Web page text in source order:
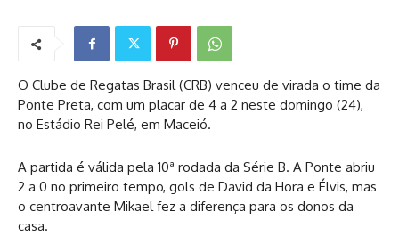
O Clube de Regatas Brasil (CRB) venceu de virada o time da
Ponte Preta, com um placar de 4 a 2 neste domingo (24),
no Estádio Rei Pelé, em Maceió.
A partida é válida pela 10ª rodada da Série B. A Ponte abriu
2 a 0 no primeiro tempo, gols de David da Hora e Élvis, mas
o centroavante Mikael fez a diferença para os donos da
casa.